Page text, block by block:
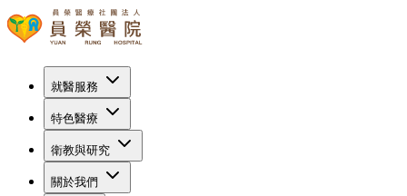
就醫服務
特色醫療
衛教與研究
關於我們